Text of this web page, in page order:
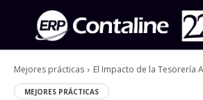
Mejores prácticas El Impacto de la Tesorería
MEJORES PRÁCTICAS